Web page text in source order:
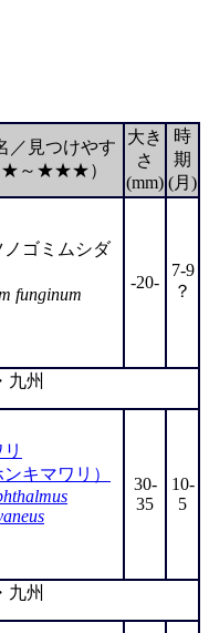
見つけやす
★～★★★）
大き
さ
(mm)
時
期
(月)
ノゴミムシダ
funginum
-20-
7-9
？
州
ンキマワリ）
30-
35
10-
5
州